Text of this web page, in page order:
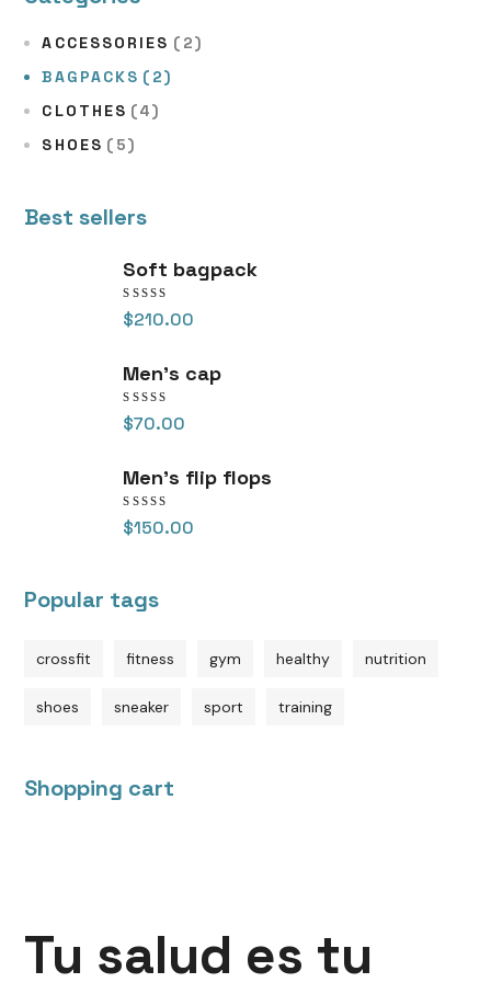
ACCESSORIES (2)
BAGPACKS (2)
CLOTHES (4)
SHOES (5)
Best sellers
Soft bagpack
Valorado
en5.00
$210.00
Men's cap
Valorado
en5.00
$70.00
Men's flip flops
Valorado
en5.00
$150.00
Popular tags
crossfit fitness gym healthy nutrition
shoes sneaker sport training
Shopping cart
Tu salud es tu